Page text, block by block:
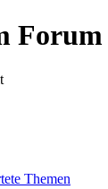
Forum
Themen